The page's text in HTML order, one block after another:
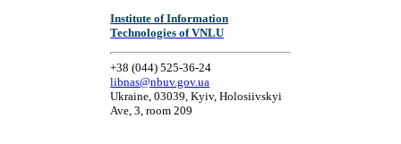
Institute of Information
Technologies of VNLU
+38 (044) 525-36-24
libnas@nbuv.gov.ua
Ukraine, 03039, Kyiv, Holosiivskyi
Ave, 3, room 209